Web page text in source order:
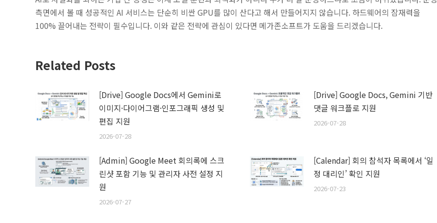
측면에서 볼 때 성공적인 AI 서비스는 단순히 비싼 GPU를 많이 산다고 해서 만들어지지 않습니다. 하드웨어의 잠재력을
100% 끌어내는 전략이 필수입니다. 이와 같은 전략에 관심이 있다면 메가존소프트가 도움을 드리겠습니다.
Related Posts
[Drive] Google Docs에서 Gemini로
이미지·다이어그램·인포그래픽 생성 및
편집 지원
2026-07-28
[Drive] Google Docs, Gemini 기반
댓글 워크플로 지원
2026-07-28
[Admin] Google Meet 회의록에 스크
린샷 포함 기능 및 관리자 사전 설정 지
원
2026-07-27
[Calendar] 회의 참석자 목록에서 ‘일
정 대리인’ 확인 지원
2026-07-23